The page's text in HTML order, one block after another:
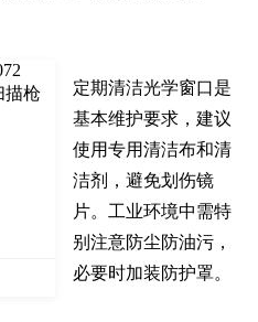
定期清洁光学窗口是
基本维护要求，建议
使用专用清洁布和清
洁剂，避免划伤镜
片。工业环境中需特
别注意防尘防油污，
必要时加装防护罩。